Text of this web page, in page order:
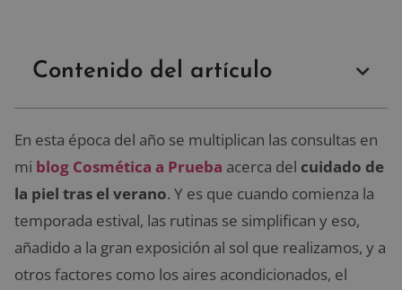
Contenido del artículo
En esta época del año se multiplican las consultas en
mi blog Cosmética a Prueba acerca del cuidado de
la piel tras el verano. Y es que cuando comienza la
temporada estival, las rutinas se simplifican y eso,
añadido a la gran exposición al sol que realizamos, y a
otros factores como los aires acondicionados, el